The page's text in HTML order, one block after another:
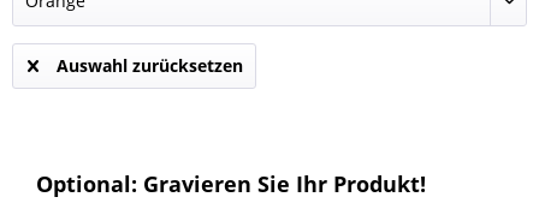
Auswahl zurücksetzen
Optional: Gravieren Sie Ihr Produkt!